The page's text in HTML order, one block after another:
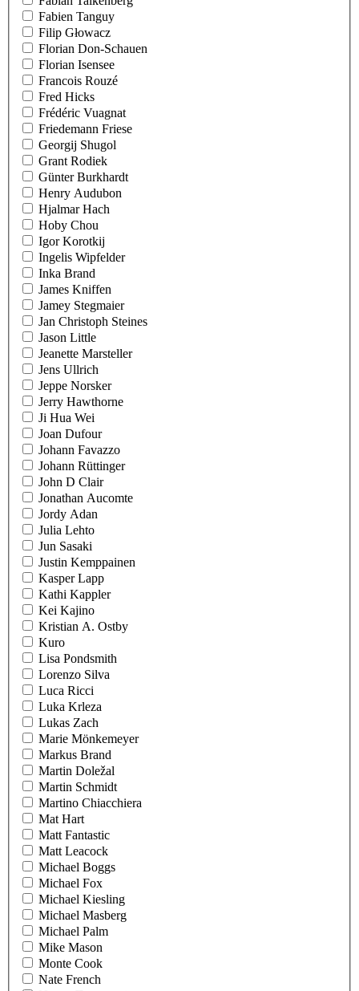
Fabien Tanguy
Filip Głowacz
Florian Don-Schauen
Florian Isensee
Francois Rouzé
Fred Hicks
Frédéric Vuagnat
Friedemann Friese
Georgij Shugol
Grant Rodiek
Günter Burkhardt
Henry Audubon
Hjalmar Hach
Hoby Chou
Igor Korotkij
Ingelis Wipfelder
Inka Brand
James Kniffen
Jamey Stegmaier
Jan Christoph Steines
Jason Little
Jeanette Marsteller
Jens Ullrich
Jeppe Norsker
Jerry Hawthorne
Ji Hua Wei
Joan Dufour
Johann Favazzo
Johann Rüttinger
John D Clair
Jonathan Aucomte
Jordy Adan
Julia Lehto
Jun Sasaki
Justin Kemppainen
Kasper Lapp
Kathi Kappler
Kei Kajino
Kristian A. Ostby
Kuro
Lisa Pondsmith
Lorenzo Silva
Luca Ricci
Luka Krleza
Lukas Zach
Marie Mönkemeyer
Markus Brand
Martin Doležal
Martin Schmidt
Martino Chiacchiera
Mat Hart
Matt Fantastic
Matt Leacock
Michael Boggs
Michael Fox
Michael Kiesling
Michael Masberg
Michael Palm
Mike Mason
Monte Cook
Nate French